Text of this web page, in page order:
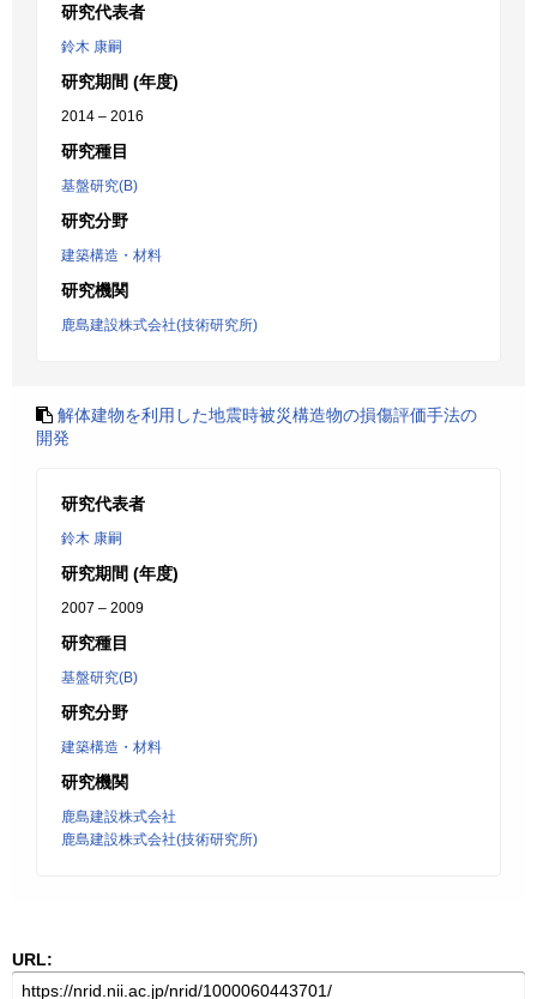
研究代表者
鈴木 康嗣
研究期間 (年度)
2014 – 2016
研究種目
基盤研究(B)
研究分野
建築構造・材料
研究機関
鹿島建設株式会社(技術研究所)
解体建物を利用した地震時被災構造物の損傷評価手法の
開発
研究代表者
鈴木 康嗣
研究期間 (年度)
2007 – 2009
研究種目
基盤研究(B)
研究分野
建築構造・材料
研究機関
鹿島建設株式会社
鹿島建設株式会社(技術研究所)
URL: